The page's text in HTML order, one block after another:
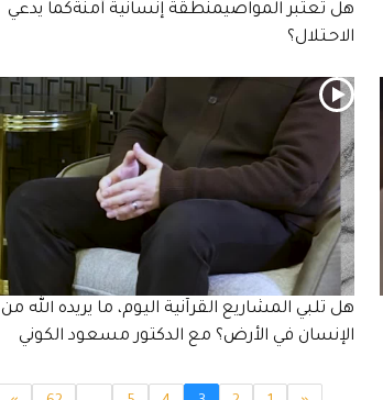
هل تعتبر المواصيمنطقة إنسانية آمنةكما يدعي
الاحـتلال؟
هل تلبي المشاريع القرآنية اليوم، ما يريده الله من
الإنسان في الأرض؟ مع الدكتور مسعود الكوني